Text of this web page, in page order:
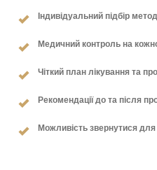
Індивідуальний підбір
Медичний контроль на
Чіткий план лікування та
Рекомендації до та після
Можливість звернутися